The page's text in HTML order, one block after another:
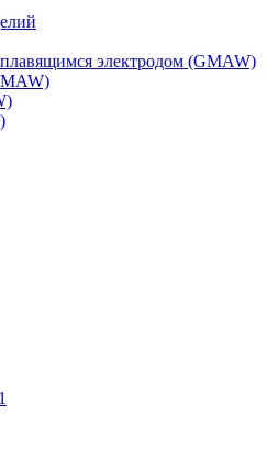
электродом (GMAW)